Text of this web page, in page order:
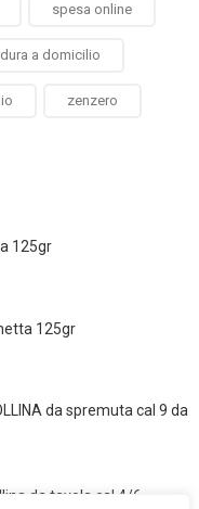
spesa online
a domicilio
zenzero
125gr
125gr
da spremuta cal 9 da
da tavola cal 4/6